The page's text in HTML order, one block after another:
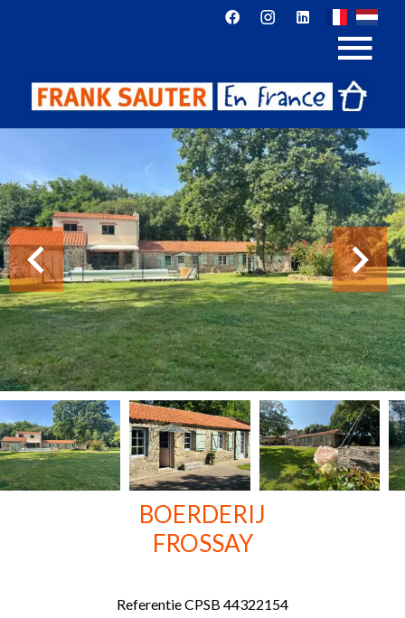
BOERDERIJ
FROSSAY
ReferentieCPSB 44322154